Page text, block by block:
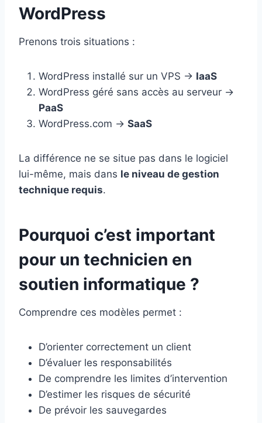
WordPress
Prenons trois situations :
WordPress installé sur un VPS → IaaS
WordPress géré sans accès au serveur →
PaaS
WordPress.com → SaaS
La différence ne se situe pas dans le logiciel
lui-même, mais dans le niveau de gestion
technique requis.
Pourquoi c’est important
pour un technicien en
soutien informatique ?
Comprendre ces modèles permet :
D’orienter correctement un client
D’évaluer les responsabilités
De comprendre les limites d’intervention
D’estimer les risques de sécurité
De prévoir les sauvegardes